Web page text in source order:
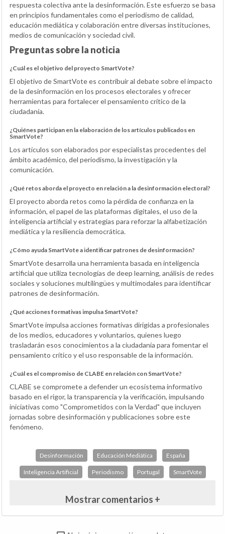
respuesta colectiva ante la desinformación. Este esfuerzo se basa
en principios fundamentales como el periodismo de calidad,
educación mediática y colaboración entre diversas instituciones,
medios de comunicación y sociedad civil.
Preguntas sobre la noticia
¿Cuál es el objetivo del proyecto SmartVote?
El objetivo de SmartVote es contribuir al debate sobre el impacto
de la desinformación en los procesos electorales y ofrecer
herramientas para fortalecer el pensamiento crítico de la
ciudadanía.
¿Quiénes participan en la elaboración de los artículos publicados en
SmartVote?
Los artículos son elaborados por especialistas procedentes del
ámbito académico, del periodismo, la investigación y la
comunicación.
¿Qué retos aborda el proyecto en relación a la desinformación electoral?
El proyecto aborda retos como la pérdida de confianza en la
información, el papel de las plataformas digitales, el uso de la
inteligencia artificial y estrategias para reforzar la alfabetización
mediática y la resiliencia democrática.
¿Cómo ayuda SmartVote a identificar patrones de desinformación?
SmartVote desarrolla una herramienta basada en inteligencia
artificial que utiliza tecnologías de deep learning, análisis de redes
sociales y soluciones multilingües y multimodales para identificar
patrones de desinformación.
¿Qué acciones formativas impulsa SmartVote?
SmartVote impulsa acciones formativas dirigidas a profesionales
de los medios, educadores y voluntarios, quienes luego
trasladarán esos conocimientos a la ciudadanía para fomentar el
pensamiento crítico y el uso responsable de la información.
¿Cuál es el compromiso de CLABE en relación con SmartVote?
CLABE se compromete a defender un ecosistema informativo
basado en el rigor, la transparencia y la verificación, impulsando
iniciativas como "Comprometidos con la Verdad" que incluyen
jornadas sobre desinformación y publicaciones sobre este
fenómeno.
Desinformación Educación Mediática España
Inteligencia Artificial Periodismo Portugal SmartVote
Mostrar comentarios +